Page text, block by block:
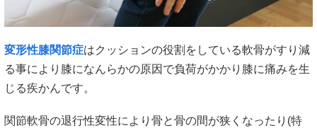
変形性膝関節症はクッションの役割をしている軟骨がすり減
る事により膝になんらかの原因で負荷がかかり膝に痛みを生
じる疾かんです。
関節軟骨の退行性変性により骨と骨の間が狭くなったり(特